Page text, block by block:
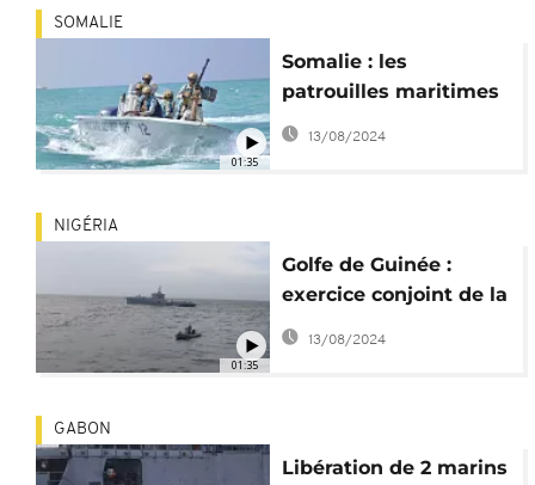
01:35
SOMALIE
Somalie : les
patrouilles maritimes
contre la piraterie
13/08/2024
01:35
NIGÉRIA
Golfe de Guinée :
exercice conjoint de la
marine nigériane et
13/08/2024
GABON
Libération de 2 marins